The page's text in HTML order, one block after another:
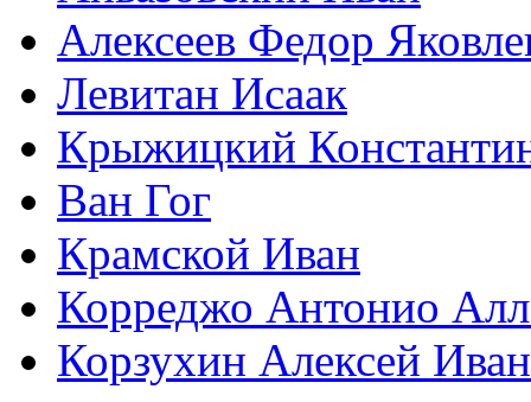
Алексеев Федор
Левитан Исаак
Крыжицкий
Ван Гог
Крамской Иван
Корреджо Антонио
Корзухин Алексей